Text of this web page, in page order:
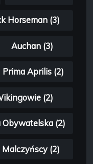
Horseman (3)
Auchan (3)
Prima Aprilis (2)
(2)
Obywatelska (2)
Malczyńscy (2)